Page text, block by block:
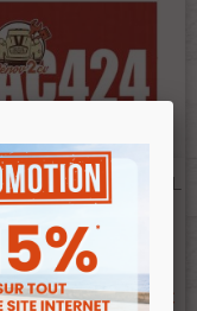
De Peinture 400 ML
De Rio AC424
Ref :003879
22,00 €
public :18,70 €
Renov 2cv:18,70 €